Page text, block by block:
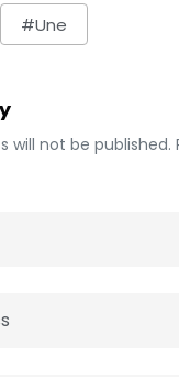
#une
will not be published.